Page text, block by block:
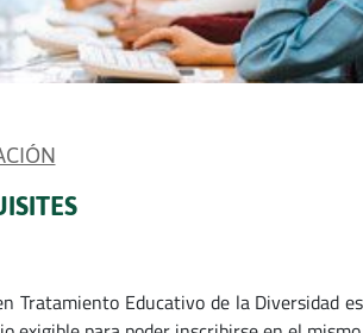
Tratamiento Educativo de la Diversidad